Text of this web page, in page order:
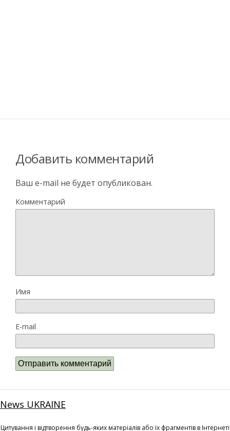
Добавить комментарий
Ваш e-mail не будет опубликован.
Комментарий
Имя
E-mail
News UKRAINE
Цитування і відтворення будь-яких матеріалів або їх фрагментів в Інтернеті